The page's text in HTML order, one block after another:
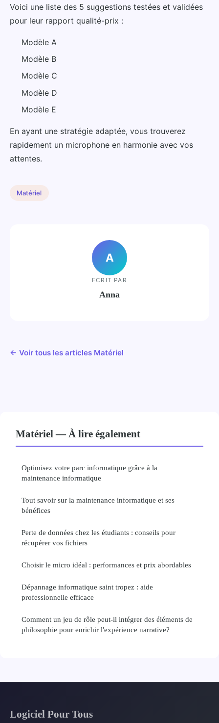
Voici une liste des 5 suggestions testées et validées
pour leur rapport qualité-prix :
Modèle A
Modèle B
Modèle C
Modèle D
Modèle E
En ayant une stratégie adaptée, vous trouverez
rapidement un microphone en harmonie avec vos
attentes.
Matériel
A
ECRIT PAR
Anna
← Voir tous les articles Matériel
Matériel — À lire également
Optimisez votre parc informatique grâce à la
maintenance informatique
Tout savoir sur la maintenance informatique et ses
bénéfices
Perte de données chez les étudiants : conseils pour
récupérer vos fichiers
Choisir le micro idéal : performances et prix abordables
Dépannage informatique saint tropez : aide
professionnelle efficace
Comment un jeu de rôle peut-il intégrer des éléments de
philosophie pour enrichir l'expérience narrative?
Logiciel Pour Tous